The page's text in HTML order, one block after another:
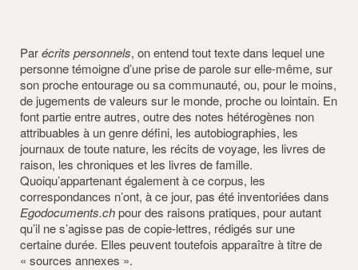
Parécrits personnels, on entend tout texte dans lequel une
personne témoigne d’une prise de parole sur elle-même, sur
son proche entourage ou sa communauté, ou, pour le moins,
de jugements de valeurs sur le monde, proche ou lointain. En
font partie entre autres, outre des notes hétérogènes non
attribuables à un genre défini, les autobiographies, les
journaux de toute nature, les récits de voyage, les livres de
raison, les chroniques et les livres de famille.
Quoiqu’appartenant également à ce corpus, les
correspondances n’ont, à ce jour, pas été inventoriées dans
Egodocuments.chpour des raisons pratiques, pour autant
qu’il ne s’agisse pas de copie-lettres, rédigés sur une
certaine durée. Elles peuvent toutefois apparaître à titre de
« sources annexes ».